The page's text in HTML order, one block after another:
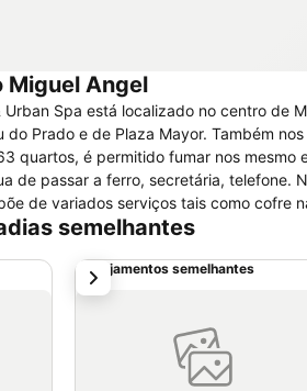
Miguel Angel
Spa está localizado no centro de
do Prado e de Plaza Mayor. Também
quartos, é permitido fumar nos
de passar a ferro, secretária, telefone.
de variados serviços tais como cofre
áreas públicas, serviço de SPA,
semelhantes
Alojamentos semelhantes
próximo